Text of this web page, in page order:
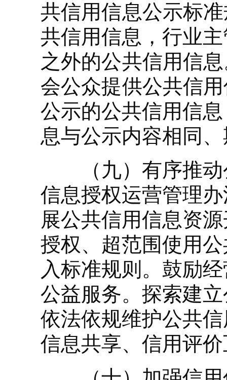
共信用信息公示标
共信用信息，行业
之外的公共信用信
会公众提供公共信
公示的公共信用信
息与公示内容相同
（九）有序推动
信息授权运营管理
展公共信用信息资
授权、超范围使用
入标准规则。鼓励
公益服务。探索建
依法依规维护公共
信息共享、信用评